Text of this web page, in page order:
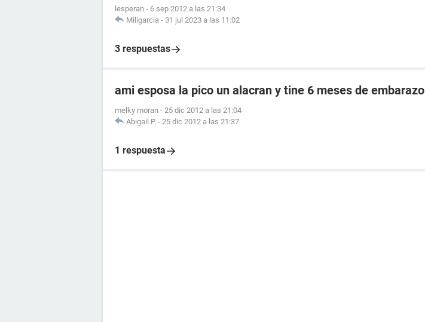
lesperan - 6 sep 2012 a las 21:34
Miligarcia - 31 jul 2023 a las 11:02
3 respuestas
ami esposa la pico un alacran y tine 6 meses de embarazo
melky moran - 25 dic 2012 a las 21:04
Abigail P. - 25 dic 2012 a las 21:37
1 respuesta